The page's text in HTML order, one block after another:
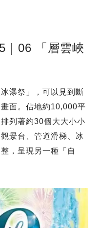
｜06 「層雲峽
瀑祭」，可以見到斷
面。佔地約10,000平
列著約30個大大小小
景台、管道滑梯、冰
，呈現另一種「自